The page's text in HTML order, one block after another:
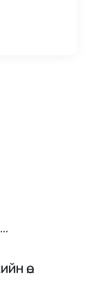
Ө...